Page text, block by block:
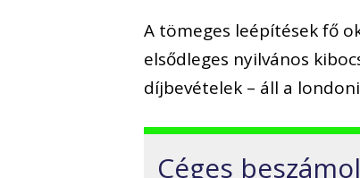
A tömeges leépítések fő
elsődleges nyilvános
díjbevételek – áll a
Céges